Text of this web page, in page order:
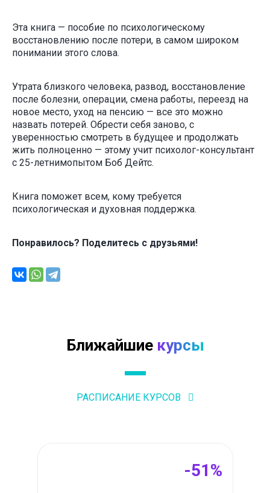
Эта книга — пособие по психологическому
восстановлению после потери, в самом широком
понимании этого слова.
Утрата близкого человека, развод, восстановление
после болезни, операции, смена работы, переезд на
новое место, уход на пенсию — все это можно
назвать потерей. Обрести себя заново, с
уверенностью смотреть в будущее и продолжать
жить полноценно — этому учит психолог-консультант
с 25-летнимопытом Боб Дейтс.
Книга поможет всем, кому требуется
психологическая и духовная поддержка.
Понравилось? Поделитесь с друзьями!
Ближайшие курсы
РАСПИСАНИЕ КУРСОВ
-51%